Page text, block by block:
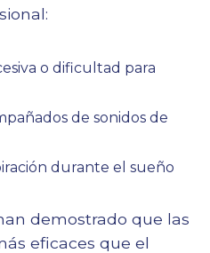
o dificultad para
de sonidos de
durante el sueño
demostrado que las
eficaces que el